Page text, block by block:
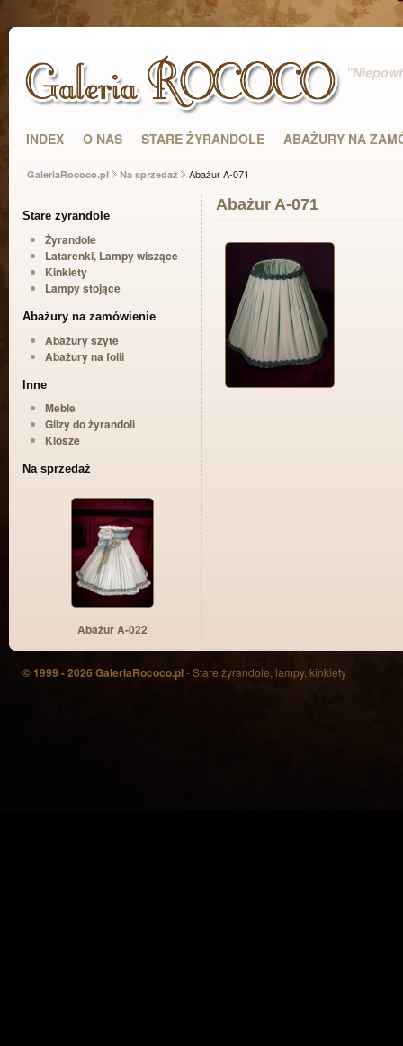
INDEX O NAS STARE ŻYRANDOLE ABAŻURY NA
GaleriaRococo.pl Na sprzedaż Abażur A-071
Stare żyrandole
Żyrandole
Latarenki, Lampy wiszące
Kinkiety
Lampy stojące
Abażury na zamówienie
Abażury szyte
Abażury na folii
Inne
Meble
Gilzy do żyrandoli
Klosze
Na sprzedaż
Abażur A-022
Abażur A-071
© 1999 - 2026 GaleriaRococo.pl- Stare żyrandole, lampy, kinkiety